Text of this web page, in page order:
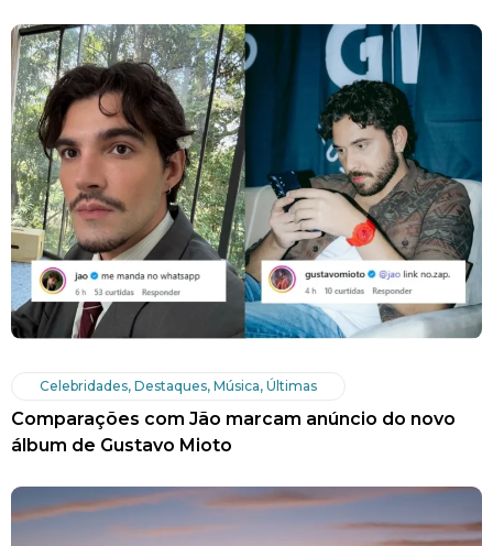
Celebridades, Destaques, Música, Últimas
Comparações com Jão marcam anúncio do novo
álbum de Gustavo Mioto